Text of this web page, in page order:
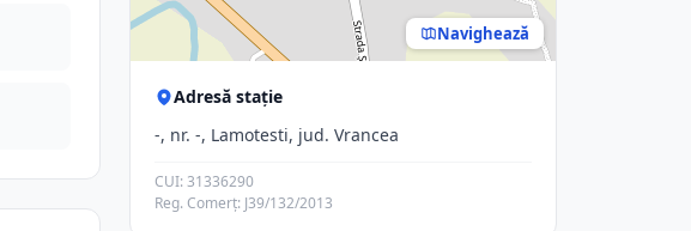
Navighează
Adresă stație
-, nr. -, Lamotesti, jud. Vrancea
CUI: 31336290
Reg. Comerț: J39/132/2013